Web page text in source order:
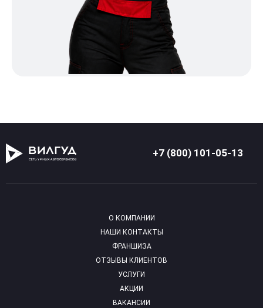
+7 (800) 101-05-13
О КОМПАНИИ
НАШИ КОНТАКТЫ
ФРАНШИЗА
ОТЗЫВЫ КЛИЕНТОВ
УСЛУГИ
АКЦИИ
ВАКАНСИИ